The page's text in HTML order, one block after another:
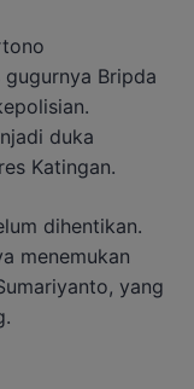
Bripda
duka
Katingan.
dihentikan.
menemukan
yang